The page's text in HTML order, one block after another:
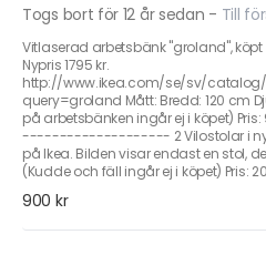
Togs bort för 12 år sedan - Till
Vitlaserad arbetsbänk "groland",
Nypris 1795 kr.
http://www.ikea.com/se/sv/
query=groland Mått: Bredd: 120 cm
på arbetsbänken ingår ej i
-------------------- 2 Vilostolar i
på Ikea. Bilden visar endast en stol,
(Kudde och fäll ingår ej i köpet) Pris:
900 kr